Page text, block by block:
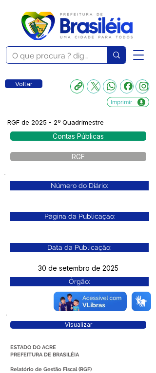
Voltar
Imprimir
RGF de 2025 - 2º Quadrimestre
Contas Públicas
RGF
Número do Diário:
Página da Publicação:
Data da Publicação:
30 de setembro de 2025
Órgão:
Sec. Finanças
Visualizar
ESTADO DO ACRE
PREFEITURA DE BRASILÉIA
Relatório de Gestão Fiscal (RGF)